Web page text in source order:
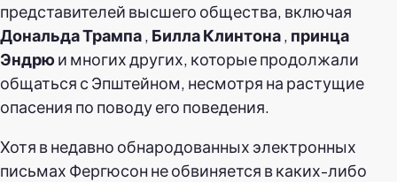
представителей высшего общества, включая
Дональда Трампа, Билла Клинтона, принца
Эндрюи многих других, которые продолжали
общаться с Эпштейном, несмотря на растущие
опасения по поводу его поведения.
Хотя в недавно обнародованных электронных
письмах Фергюсон не обвиняется в каких-либо